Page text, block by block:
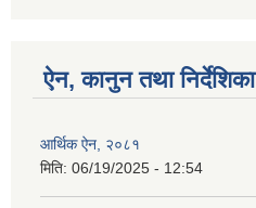
ऐन, कानुन तथा निर्देशिका
आर्थिक ऐन, २०८१
मिति: 06/19/2025 - 12:54